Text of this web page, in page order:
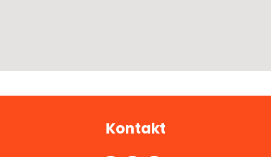
Kontakt